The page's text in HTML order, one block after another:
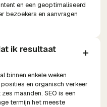
en een geoptimaliseerd
bezoekers en aanvragen
ik resultaat
binnen enkele weken
en organisch verkeer
maanden. SEO is een
termijn het meeste